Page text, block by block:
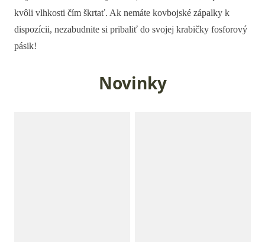
kvôli vlhkosti čím škrtať. Ak nemáte kovbojské zápalky k
dispozícii, nezabudnite si pribaliť do svojej krabičky fosforový
pásik!
Novinky